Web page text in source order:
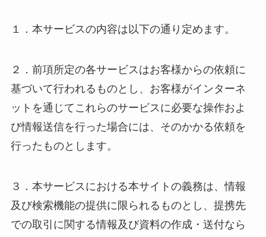
１．本サービスの内容は以下の通り定めます。
２．前項所定の各サービスはお客様からの依頼に
基づいて行われるものとし、お客様がインターネ
ットを通じてこれらのサービスに必要な操作およ
び情報送信を行った場合には、そのかかる依頼を
行ったものとします。
３．本サービスにおける本サイトの義務は、情報
及び検索機能の提供に限られるものとし、提携先
での取引に関する情報及び資料の作成・送付なら